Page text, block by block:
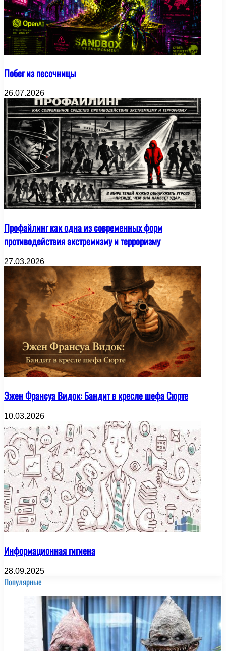
Побег из песочницы
26.07.2026
Профайлинг как одна из современных форм
противодействия экстремизму и терроризму
27.03.2026
Эжен Франсуа Видок: Бандит в кресле шефа Сюрте
10.03.2026
Информационная гигиена
28.09.2025
Популярные